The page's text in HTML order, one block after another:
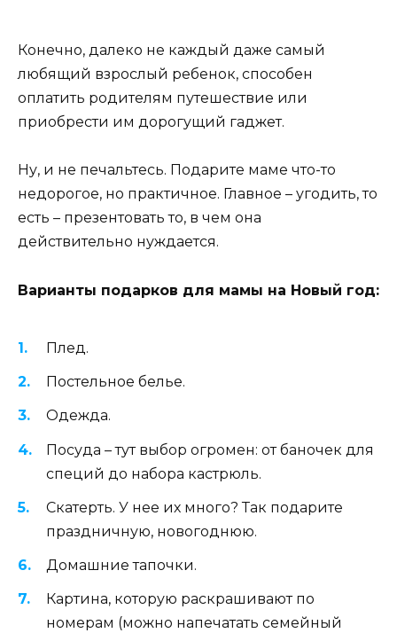
Конечно, далеко не каждый даже самый
любящий взрослый ребенок, способен
оплатить родителям путешествие или
приобрести им дорогущий гаджет.
Ну, и не печальтесь. Подарите маме что-то
недорогое, но практичное. Главное – угодить, то
есть – презентовать то, в чем она
действительно нуждается.
Варианты подарков для мамы на Новый год:
Плед.
Постельное белье.
Одежда.
Посуда – тут выбор огромен: от баночек для
специй до набора кастрюль.
Скатерть. У нее их много? Так подарите
праздничную, новогоднюю.
Домашние тапочки.
Картина, которую раскрашивают по
номерам (можно напечатать семейный